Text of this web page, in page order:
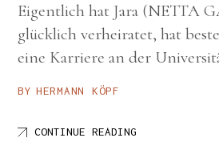
Eigentlich hat Jara (NETTA
glücklich verheiratet, hat
eine Karriere an der
CONTINUE READING
BY HERMANN KÖPF